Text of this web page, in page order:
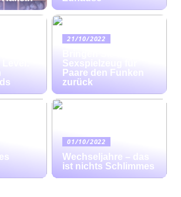
21/10/2022
Sexspielzeug für
Paare den Funken
zurück
01/10/2022
Wechseljahre – das
ist nichts Schlimmes